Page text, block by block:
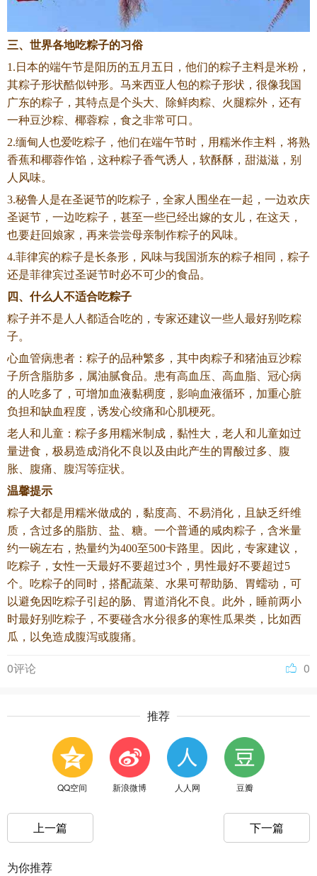
三、世界各地吃粽子的习俗
1.日本的端午节是阳历的五月五日，他们的粽子主料是米粉，
其粽子形状酷似钟形。马来西亚人包的粽子形状，很像我国
广东的粽子，其特点是个头大、除鲜肉粽、火腿粽外，还有
一种豆沙粽、椰蓉粽，食之非常可口。
2.缅甸人也爱吃粽子，他们在端午节时，用糯米作主料，将熟
香蕉和椰蓉作馅，这种粽子香气诱人，软酥酥，甜滋滋，别
人风味。
3.秘鲁人是在圣诞节的吃粽子，全家人围坐在一起，一边欢庆
圣诞节，一边吃粽子，甚至一些已经出嫁的女儿，在这天，
也要赶回娘家，再来尝尝母亲制作粽子的风味。
4.菲律宾的粽子是长条形，风味与我国浙东的粽子相同，粽子
还是菲律宾过圣诞节时必不可少的食品。
四、什么人不适合吃粽子
粽子并不是人人都适合吃的，专家还建议一些人最好别吃粽
子。
心血管病患者：粽子的品种繁多，其中肉粽子和猪油豆沙粽
子所含脂肪多，属油腻食品。患有高血压、高血脂、冠心病
的人吃多了，可增加血液黏稠度，影响血液循环，加重心脏
负担和缺血程度，诱发心绞痛和心肌梗死。
老人和儿童：粽子多用糯米制成，黏性大，老人和儿童如过
量进食，极易造成消化不良以及由此产生的胃酸过多、腹
胀、腹痛、腹泻等症状。
温馨提示
粽子大都是用糯米做成的，黏度高、不易消化，且缺乏纤维
质，含过多的脂肪、盐、糖。一个普通的咸肉粽子，含米量
约一碗左右，热量约为400至500卡路里。因此，专家建议，
吃粽子，女性一天最好不要超过3个，男性最好不要超过5
个。吃粽子的同时，搭配蔬菜、水果可帮助肠、胃蠕动，可
以避免因吃粽子引起的肠、胃道消化不良。此外，睡前两小
时最好别吃粽子，不要碰含水分很多的寒性瓜果类，比如西
瓜，以免造成腹泻或腹痛。
0
0评论
推荐
QQ空间 新浪微博 人人网 豆瓣
上一篇 下一篇
为你推荐